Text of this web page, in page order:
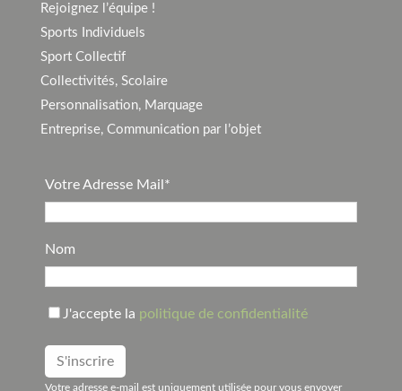
Rejoignez l’équipe !
Sports Individuels
Sport Collectif
Collectivités, Scolaire
Personnalisation, Marquage
Entreprise, Communication par l’objet
Votre Adresse Mail*
Nom
J'accepte la politique de confidentialité
Votre adresse e-mail est uniquement utilisée pour vous envoyer